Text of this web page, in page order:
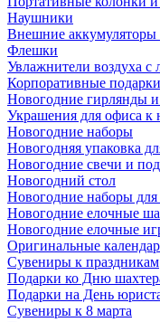
Наушники
Внешние аккумуляторы
Флешки
Увлажнители воздуха с
Корпоративные
Новогодние гирлянды
Украшения для офиса к
Новогодние наборы
Новогодняя упаковка
Новогодние свечи и
Новогодний стол
Новогодние наборы для
Новогодние елочные
Новогодние елочные
Оригинальные
Сувениры к праздникам
Подарки ко Дню
Подарки на День
Сувениры к 8 марта